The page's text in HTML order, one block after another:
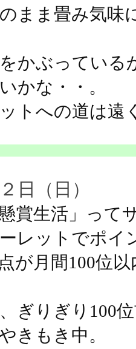
まま畳み気味
かぶっている
かな・・。
トへの道は遠
日（日）
懸賞生活」っ
レットでポイ
が月間100位
ぎりぎり100
きもき中。